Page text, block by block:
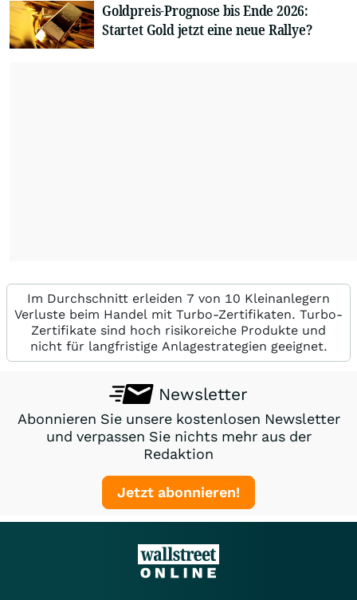
Goldpreis-Prognose bis Ende 2026:
Startet Gold jetzt eine neue Rallye?
Im Durchschnitt erleiden 7 von 10 Kleinanlegern
Verluste beim Handel mit Turbo-Zertifikaten. Turbo-
Zertifikate sind hoch risikoreiche Produkte und
nicht für langfristige Anlagestrategien geeignet.
Newsletter
Abonnieren Sie unsere kostenlosen Newsletter
und verpassen Sie nichts mehr aus der
Redaktion
Jetzt abonnieren!